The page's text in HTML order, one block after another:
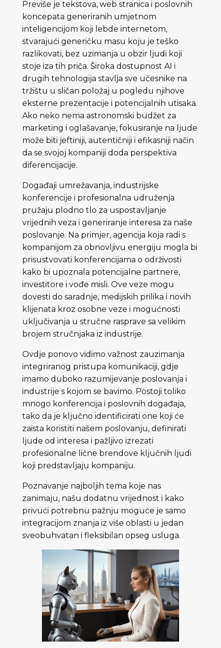
Previše je tekstova, web stranica i poslovnih
koncepata generiranih umjetnom
inteligencijom koji lebde internetom,
stvarajući generičku masu koju je teško
razlikovati, bez uzimanja u obzir ljudi koji
stoje iza tih priča. Široka dostupnost AI i
drugih tehnologija stavlja sve učesnike na
tržištu u sličan položaj u pogledu njihove
eksterne prezentacije i potencijalnih utisaka.
Ako neko nema astronomski budžet za
marketing i oglašavanje, fokusiranje na ljude
može biti jeftiniji, autentičniji i efikasniji način
da se svojoj kompaniji doda perspektiva
diferencijacije.
Događaji umrežavanja, industrijske
konferencije i profesionalna udruženja
pružaju plodno tlo za uspostavljanje
vrijednih veza i generiranje interesa za naše
poslovanje. Na primjer, agencija koja radi s
kompanijom za obnovljivu energiju mogla bi
prisustvovati konferencijama o održivosti
kako bi upoznala potencijalne partnere,
investitore i vođe misli. Ove veze mogu
dovesti do saradnje, medijskih prilika i novih
klijenata kroz osobne veze i mogućnosti
uključivanja u stručne rasprave sa velikim
brojem stručnjaka iz industrije.
Ovdje ponovo vidimo važnost zauzimanja
integriranog pristupa komunikaciji, gdje
imamo duboko razumijevanje poslovanja i
industrije s kojom se bavimo. Postoji toliko
mnogo konferencija i poslovnih događaja,
tako da je ključno identificirati one koji će
zaista koristiti našem poslovanju, definirati
ljude od interesa i pažljivo izrezati
profesionalne lične brendove ključnih ljudi
koji predstavljaju kompaniju.
Poznavanje najboljih tema koje nas
zanimaju, našu dodatnu vrijednost i kako
privući potrebnu pažnju moguće je samo
integracijom znanja iz više oblasti u jedan
sveobuhvatan i fleksibilan opseg usluga.